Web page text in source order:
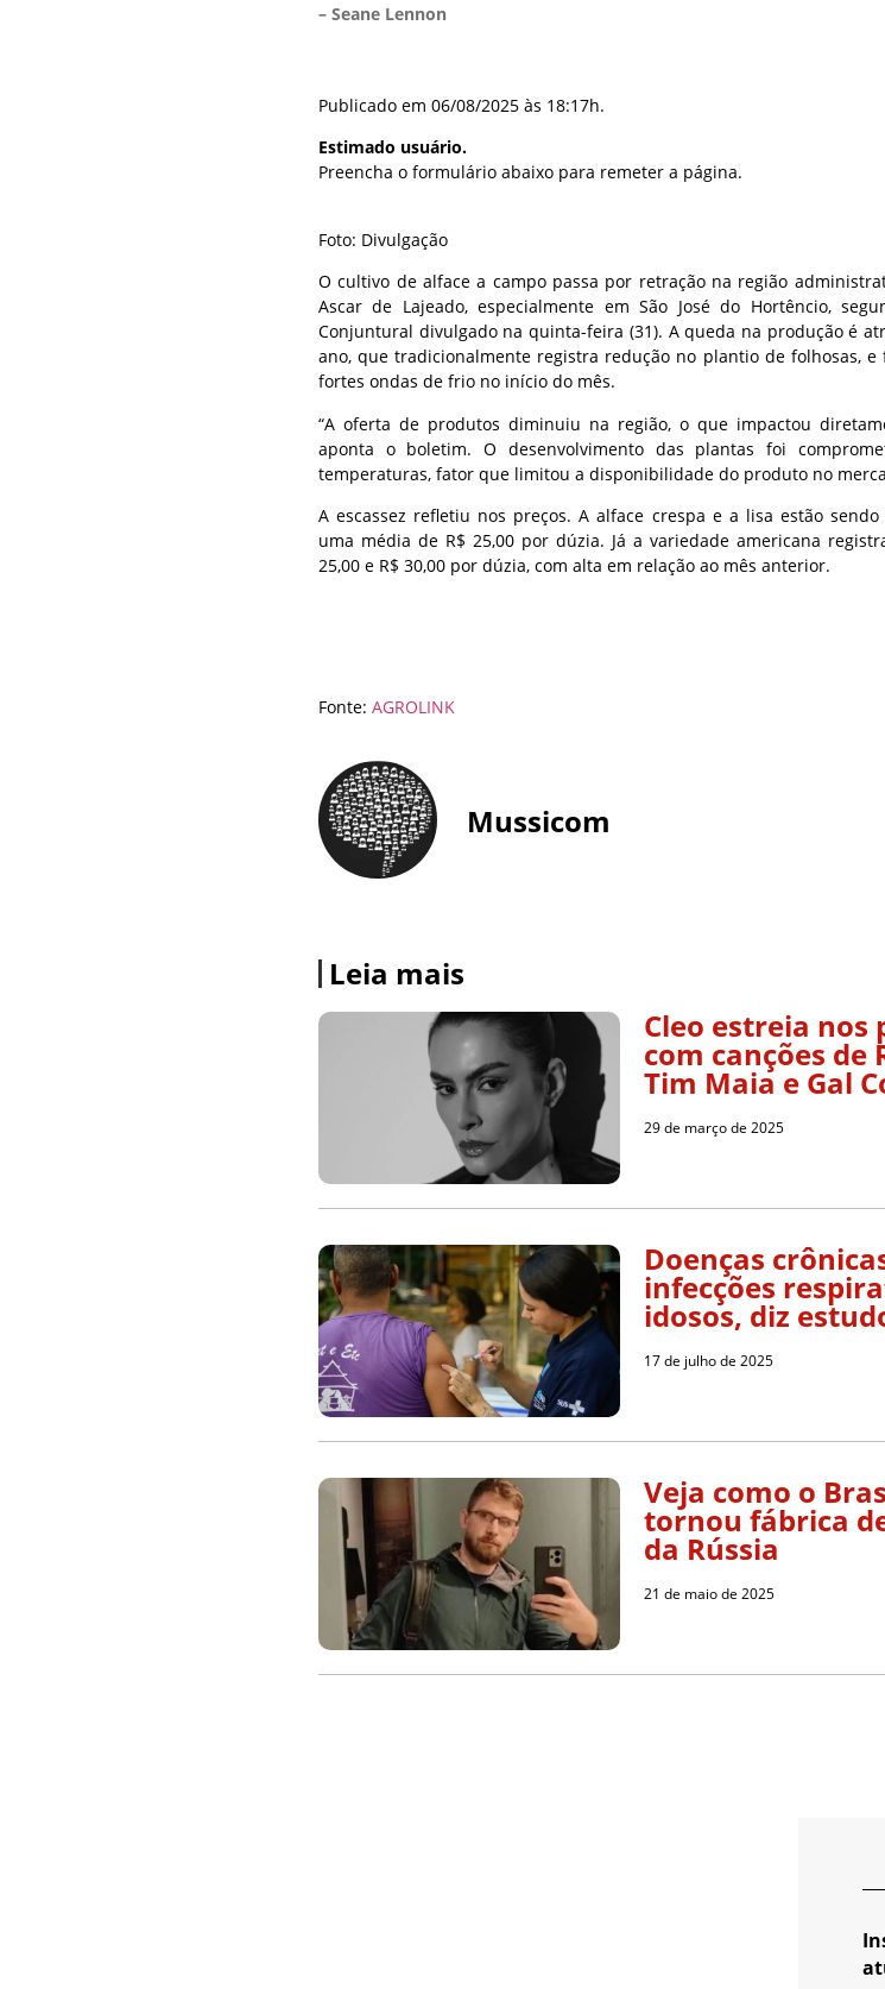
– Seane Lennon
Publicado em 06/08/2025 às 18:17h.
Estimado usuário.
Preencha o formulário abaixo para remeter a página.
Foto: Divulgação
O cultivo de alface a campo passa por retração na região
Ascar de Lajeado, especialmente em São José do Hortêncio,
Conjuntural divulgado na quinta-feira (31). A queda na produção é
ano, que tradicionalmente registra redução no plantio de folhosas, e
fortes ondas de frio no início do mês.
“A oferta de produtos diminuiu na região, o que impactou
aponta o boletim. O desenvolvimento das plantas foi
temperaturas, fator que limitou a disponibilidade do produto no
A escassez refletiu nos preços. A alface crespa e a lisa estão sendo
uma média de R$ 25,00 por dúzia. Já a variedade americana
25,00 e R$ 30,00 por dúzia, com alta em relação ao mês anterior.
Fonte: AGROLINK
Mussicom
Leia mais
Cleo estreia nos
com canções de
Tim Maia e Gal
29 de março de 2025
Doenças
infecções
idosos, diz
17 de julho de 2025
Veja como o
tornou fábrica
da Rússia
21 de maio de 2025